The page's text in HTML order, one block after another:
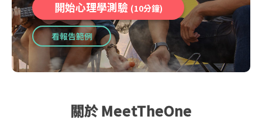
開始心理學測驗 (10分鐘)
看報告範例
關於 MeetTheOne